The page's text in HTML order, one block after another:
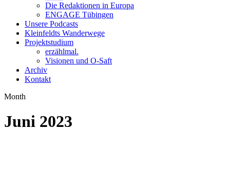
Die Redaktionen in Europa
ENGAGE Tübingen
Unsere Podcasts
Kleinfeldts Wanderwege
Projektstudium
erzählmal.
Visionen und O-Saft
Archiv
Kontakt
Month
Juni 2023